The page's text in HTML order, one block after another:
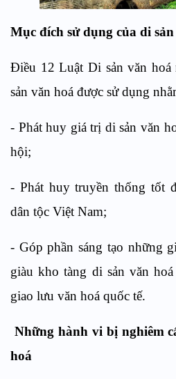
Mục đích sử dụng của di
Điều 12 Luật Di sản văn
sản văn hoá được sử dụng
- Phát huy giá trị di sản văn
hội;
- Phát huy truyền thống tốt
dân tộc Việt Nam;
- Góp phần sáng tạo những
giàu kho tàng di sản văn
giao lưu văn hoá quốc tế.
Những hành vi bị nghiêm
hoá